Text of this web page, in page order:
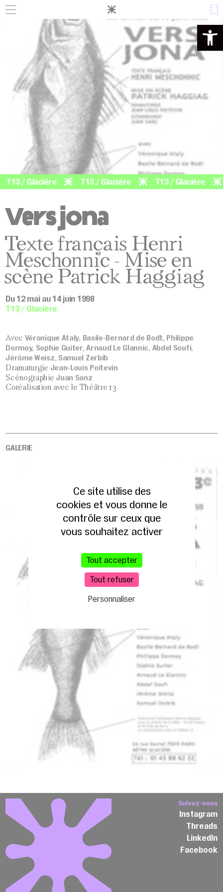
Ouvrir
T13 / Glacière T13 / Glacière T13 / Glacière
Vers jona
Texte français Henri
Meschonnic - Mise en
scène Patrick Haggiag
Du 12 mai au 14 juin 1998
T13 / Glacière
Avec Véronique Ataly, Basile-Bernard de Bodt, Philippe
Dormoy, Sophie Guiter, Arnaud Le Glannic, Abdel Soufi,
Jérôme Weisz, Samuel Zerbib
Dramaturgie Jean-Louis Poitevin
Scénographie Juan Sanz
Coréalisation avec le Théâtre 13
GALERIE
Suivez-nous
Instagram
Threads
LinkedIn
Facebook
Panneau de gestion des cookies
Ce site utilise des
cookies et vous donne le
contrôle sur ceux que
vous souhaitez activer
Tout accepter
Tout refuser
Personnaliser